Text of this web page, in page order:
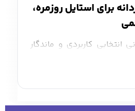
برای استایل روزمره،
انتخابی کاربردی و ماندگار
بر ظاهر، با فرم بدن،
فصل و سبک شخصی فرد
تیشرت ساده برای استایل
برای محیط کار، شلوار